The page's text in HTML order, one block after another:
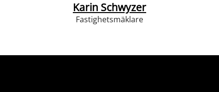
Karin Schwyzer
Fastighetsmäklare